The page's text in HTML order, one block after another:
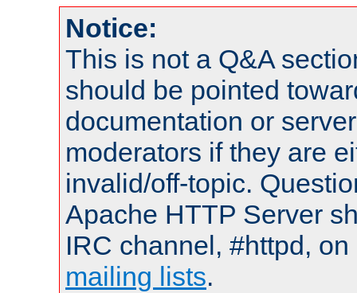
Notice:
This is not a Q&A
should be pointed
documentation or
moderators if they are
invalid/off-topic.
Apache HTTP Server
IRC channel, #httpd,
mailing lists.